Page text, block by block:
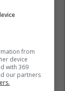
from
device
with 369
our partners